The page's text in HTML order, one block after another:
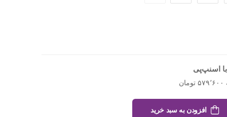
اسنپ‌پی
افزودن به سبد خرید